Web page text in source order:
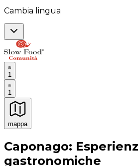
Cambia lingua
1
1
mappa
Esperienze culinarie
Caponago:
gastronomiche